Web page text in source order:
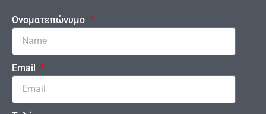
Ονοματεπώνυμο
Email